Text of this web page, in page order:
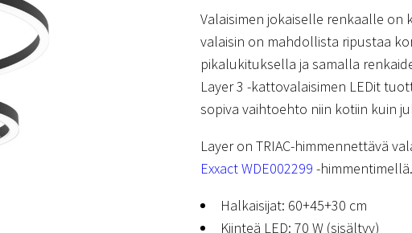
Valaisimen jokaiselle renkaalle on
valaisin on mahdollista ripustaa
pikalukituksella ja samalla
Layer 3 -kattovalaisimen LEDit
sopiva vaihtoehto niin kotiin kuin
Layer on TRIAC-himmennettävä
Exxact WDE002299 -himmentimellä.
Halkaisijat: 60+45+30 cm
Kiinteä LED: 70 W (sisältyy)